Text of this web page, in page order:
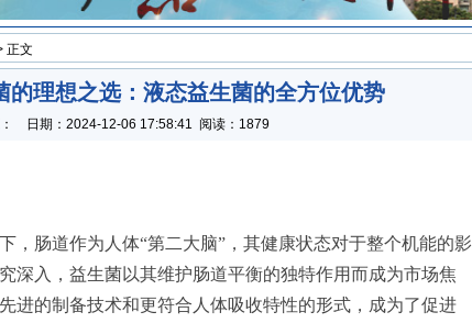
正文
的理想之选：液态益生菌的全方位优势
日期： 2024-12-06 17:58:41 阅读：1879
，肠道作为人体“第二大脑”，其健康状态对于整个机能的影
深入，益生菌以其维护肠道平衡的独特作用而成为市场焦
进的制备技术和更符合人体吸收特性的形式，成为了促进